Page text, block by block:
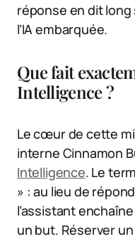
réponse en dit
l’IA embarquée.
Que fait
Intelligence ?
Le cœur de cette
interne Cinnamon
Intelligence. Le
» : au lieu de
l’assistant
un but. Réserver